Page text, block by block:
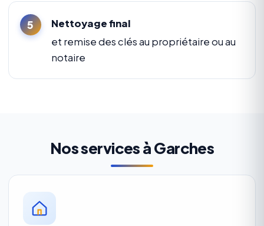
Nettoyage final
et remise des clés au propriétaire ou au
notaire
Nos services à Garches